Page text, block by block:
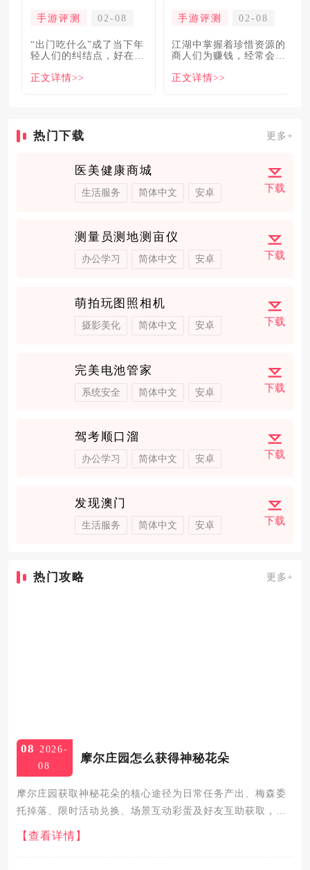
手游评测 02-08
“出门吃什么”成了当下年
轻人们的纠结点，好在美
解
正文详情>>
手游评测 02-08
​江湖中掌握着珍惜资源的
商人们为赚钱，经常会让
倍，
正文详情>>
热门下载 更多+
医美健康商城
生活服务 简体中文 安卓 下载
测量员测地测亩仪
办公学习 简体中文 安卓 下载
萌拍玩图照相机
摄影美化 简体中文 安卓 下载
完美电池管家
系统安全 简体中文 安卓 下载
驾考顺口溜
办公学习 简体中文 安卓 下载
发现澳门
生活服务 简体中文 安卓 下载
热门攻略 更多+
08 2026-
08
摩尔庄园怎么获得神秘花朵
摩尔庄园获取神秘花朵的核心途径为日常任务产出、梅森委
托掉落、限时活动兑换、场景互动彩蛋及好友互助获取，其
中日常任务与限时活动是稳定拿普通神秘花种、冲稀有品种
的关键，搭配场景彩蛋可补全稀缺款式。日常任务是获取普
【查看详情】